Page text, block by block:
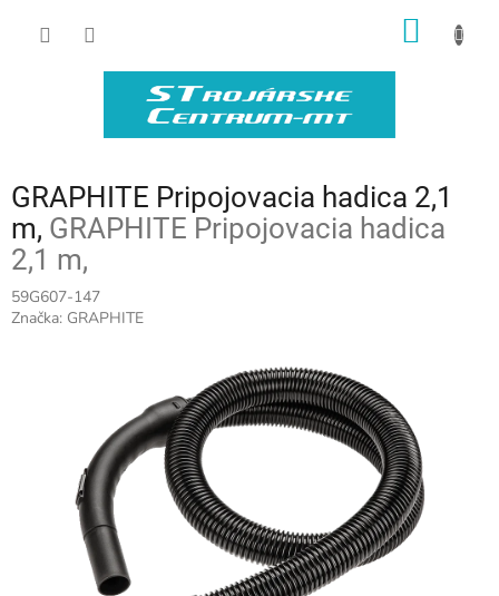
GRAPHITE Pripojovacia hadica 2,1
m, GRAPHITE Pripojovacia hadica
2,1 m,
59G607-147
Značka: GRAPHITE